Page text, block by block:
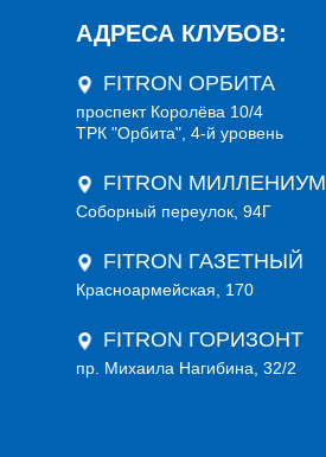
АДРЕСА КЛУБОВ:
FITRON ОРБИТА
проспект Королёва 10/4
ТРК "Орбита", 4-й уровень
FITRON МИЛЛЕНИУМ
Соборный переулок, 94Г
FITRON ГАЗЕТНЫЙ
Красноармейская, 170
FITRON ГОРИЗОНТ
пр. Михаила Нагибина, 32/2